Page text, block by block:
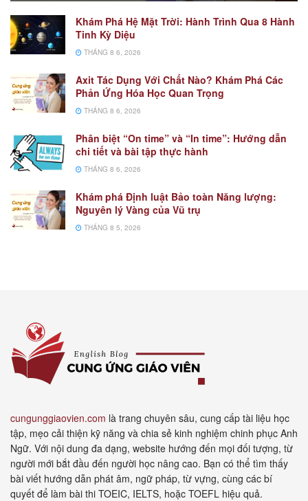
Khám Phá Hệ Mặt Trời: Hành Trình Qua 8 Hành
Tinh Kỳ Diệu
THÁNG 8 6, 2026
Axit Tác Dụng Với Chất Nào? Khám Phá Các
Phản Ứng Hóa Học Quan Trọng
THÁNG 8 6, 2026
Phân biệt “On time” và “In time”: Hướng dẫn
chi tiết và bài tập thực hành
THÁNG 8 6, 2026
Khám phá Định luật Bảo toàn Năng lượng:
Nguyên lý Vàng của Vũ trụ
THÁNG 8 5, 2026
cungunggiaovien.com là trang chuyên sâu, cung cấp tài liệu học
tập, mẹo cải thiện kỹ năng và chia sẻ kinh nghiệm chinh phục Anh
Ngữ. Với nội dung đa dạng, website hướng đến mọi đối tượng, từ
người mới bắt đầu đến người học nâng cao. Bạn có thể tìm thấy
bài viết hướng dẫn phát âm, ngữ pháp, từ vựng, cùng các bí
quyết để làm bài thi TOEIC, IELTS, hoặc TOEFL hiệu quả.